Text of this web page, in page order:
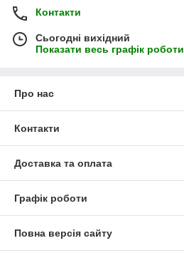
Контакти
Сьогодні вихідний
Показати весь графік роботи
Про нас
Контакти
Доставка та оплата
Графік роботи
Повна версія сайту